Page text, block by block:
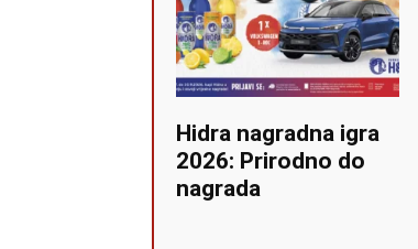
Hidra nagradna igra
2026: Prirodno do
nagrada